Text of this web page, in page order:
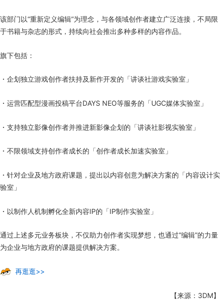
该部门以“重新定义编辑”为理念，与各领域创作者建立广泛连接，不局限
于书籍与杂志的形式，持续向社会推出多种多样的内容作品。
旗下包括：
・企划独立游戏创作者扶持及新作开发的「讲谈社游戏实验室」
・运营匹配型漫画投稿平台DAYS NEO等服务的「UGC媒体实验室」
・支持独立影像创作者并推进新影像企划的「讲谈社影视实验室」
・不限领域支持创作者成长的「创作者成长加速实验室」
・针对企业及地方政府课题，提出以内容创意为解决方案的「内容设计实
验室」
・以制作人机制孵化全新内容IP的「IP制作实验室」
通过上述多元业务板块，不仅助力创作者实现梦想，也通过“编辑”的力量
为企业与地方政府的课题提供解决方案。
再逛逛>>
【来源：3DM】